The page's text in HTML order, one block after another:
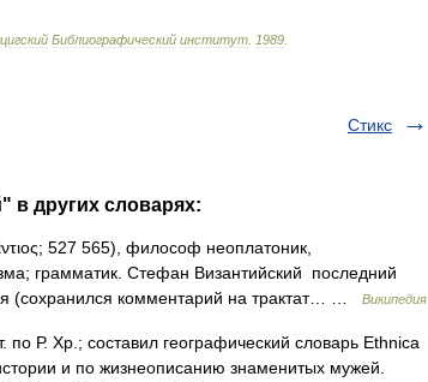
Библиографический институт 1989
Стикс
в других словарях:
527 565), философ неоплатоник,
грамматик. Стефан Византийский последний
(сохранился комментарий на трактат… …
Википедия
Р. Хр.; составил географический словарь Ethnica
и по жизнеописанию знаменитых мужей.